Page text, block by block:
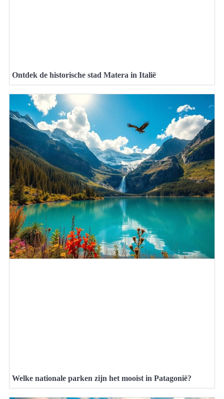
Ontdek de historische stad Matera in Italië
Welke nationale parken zijn het mooist in Patagonië?